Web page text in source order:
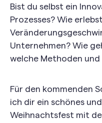
Bist du selbst ein
Prozesses? Wie
Unternehmen? Wie
welche Methoden
Für den kommenden
ich dir ein schönes
Weihnachtsfest mit